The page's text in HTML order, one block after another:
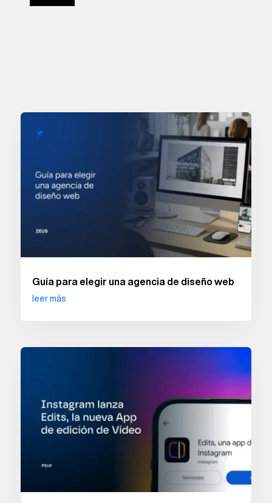
Guía para elegir una agencia de diseño web
leer más